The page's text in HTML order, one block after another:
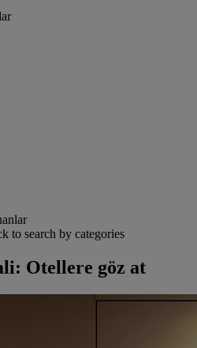
to search by categories
Otellere göz at